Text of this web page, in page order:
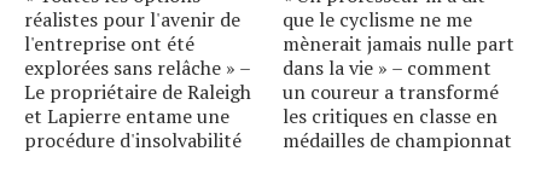
réalistes pour l'avenir de
l'entreprise ont été
explorées sans relâche » –
Le propriétaire de Raleigh
et Lapierre entame une
procédure d'insolvabilité
que le cyclisme ne me
mènerait jamais nulle part
dans la vie » – comment
un coureur a transformé
les critiques en classe en
médailles de championnat